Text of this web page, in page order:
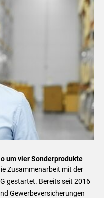
um vier Sonderprodukte
Zusammenarbeit mit der
gestartet. Bereits seit 2016
Gewerbeversicherungen